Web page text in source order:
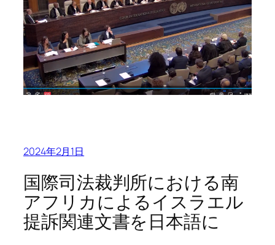
2024年2月1日
国際司法裁判所における南
アフリカによるイスラエル
提訴関連文書を日本語に